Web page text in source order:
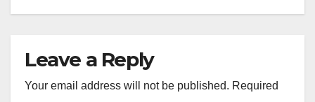
Leave a Reply
Your email address will not be published. Required